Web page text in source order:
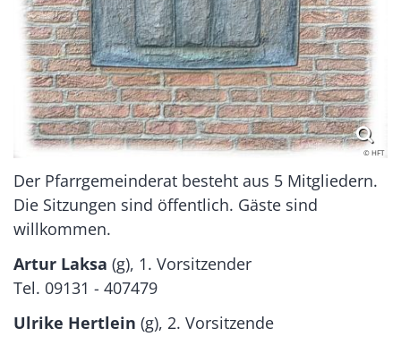
© HFT
Der Pfarrgemeinderat besteht aus 5 Mitgliedern.
Die Sitzungen sind öffentlich. Gäste sind
willkommen.
Artur Laksa (g), 1. Vorsitzender
Tel. 09131 - 407479
Ulrike Hertlein (g), 2. Vorsitzende